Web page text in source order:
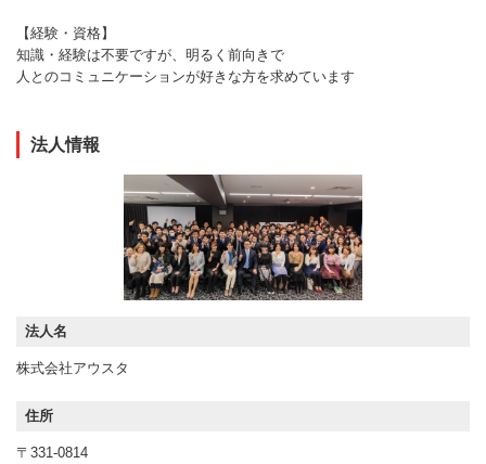
【経験・資格】
知識・経験は不要ですが、明るく前向きで
人とのコミュニケーションが好きな方を求めています
法人情報
法人名
株式会社アウスタ
住所
〒331-0814